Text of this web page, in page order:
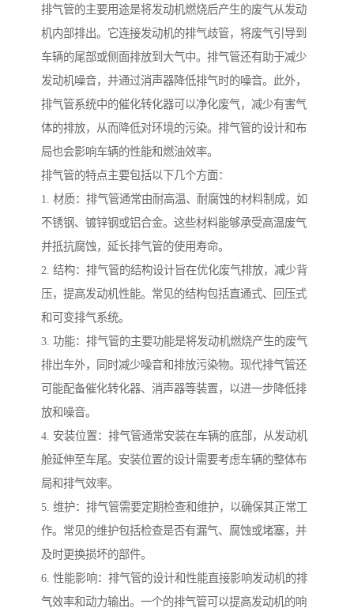
排气管的主要用途是将发动机燃烧后产生的废气从发动
机内部排出。它连接发动机的排气歧管，将废气引导到
车辆的尾部或侧面排放到大气中。排气管还有助于减少
发动机噪音，并通过消声器降低排气时的噪音。此外，
排气管系统中的催化转化器可以净化废气，减少有害气
体的排放，从而降低对环境的污染。排气管的设计和布
局也会影响车辆的性能和燃油效率。
排气管的特点主要包括以下几个方面：
1. 材质：排气管通常由耐高温、耐腐蚀的材料制成，如
不锈钢、镀锌钢或铝合金。这些材料能够承受高温废气
并抵抗腐蚀，延长排气管的使用寿命。
2. 结构：排气管的结构设计旨在优化废气排放，减少背
压，提高发动机性能。常见的结构包括直通式、回压式
和可变排气系统。
3. 功能：排气管的主要功能是将发动机燃烧产生的废气
排出车外，同时减少噪音和排放污染物。现代排气管还
可能配备催化转化器、消声器等装置，以进一步降低排
放和噪音。
4. 安装位置：排气管通常安装在车辆的底部，从发动机
舱延伸至车尾。安装位置的设计需要考虑车辆的整体布
局和排气效率。
5. 维护：排气管需要定期检查和维护，以确保其正常工
作。常见的维护包括检查是否有漏气、腐蚀或堵塞，并
及时更换损坏的部件。
6. 性能影响：排气管的设计和性能直接影响发动机的排
气效率和动力输出。一个的排气管可以提高发动机的响